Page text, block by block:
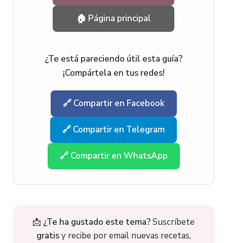
🏠 Página principal
¿Te está pareciendo útil esta guía?
¡Compártela en tus redes!
🔗 Compartir en Facebook
🔗 Compartir en Telegram
🔗 Compartir en WhatsApp
📩 ¿Te ha gustado este tema?Suscríbete
gratisy recibe por email nuevas recetas,